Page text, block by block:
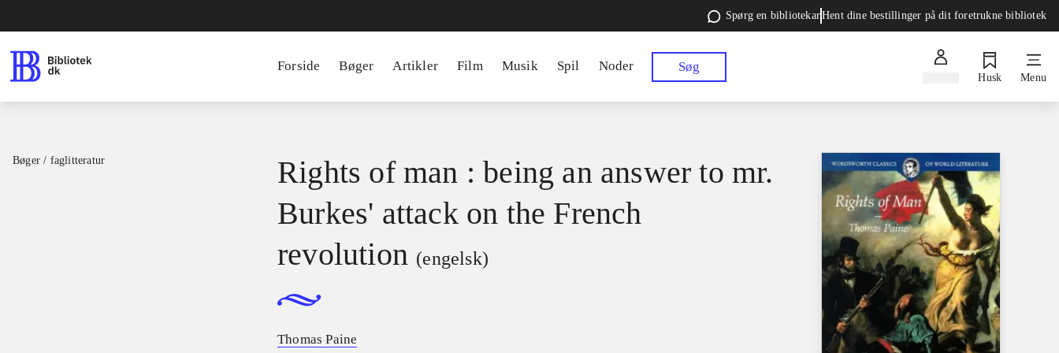
Spørg en bibliotekarHent dine bestillinger på dit foretrukne bibliotek
Forside Bøger Artikler Film Musik Spil Noder Søg
Husk Menu
Bøger / faglitteratur
Rights of man : being an answer to mr.
Burkes' attack on the French
revolution (engelsk)
Thomas Paine